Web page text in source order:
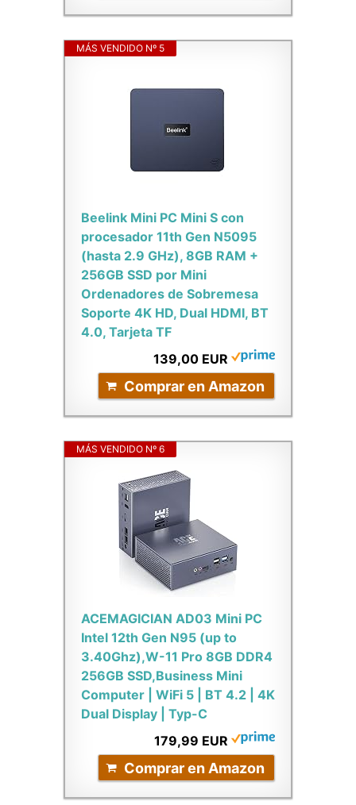
MÁS VENDIDO Nº 5
Beelink Mini PC Mini S con
procesador 11th Gen N5095
(hasta 2.9 GHz), 8GB RAM +
256GB SSD por Mini
Ordenadores de Sobremesa
Soporte 4K HD, Dual HDMI, BT
4.0, Tarjeta TF
139,00 EUR
Comprar en Amazon
MÁS VENDIDO Nº 6
ACEMAGICIAN AD03 Mini PC
Ιntel 12th Gen N95 (up to
3.40Ghz),W-11 Pro 8GB DDR4
256GB SSD,Business Mini
Computer | WiFi 5 | BT 4.2 | 4K
Dual Display | Typ-C
179,99 EUR
Comprar en Amazon